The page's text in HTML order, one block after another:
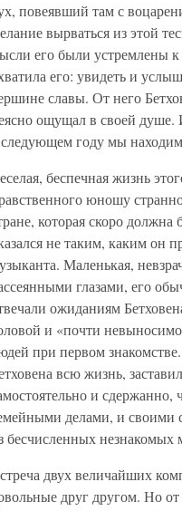
повеявший там с
вырваться из этой
его были устремлены к
его: увидеть и
славы. От него
ощущал в своей душе.
году мы
беспечная жизнь
юношу
которая скоро
не таким, каким он
Маленькая,
глазами, его
ожиданиям
и «почти
при первом
всю жизнь,
и
делами, и своими
бесчисленных незнакомых
двух величайших
друг другом. Но от